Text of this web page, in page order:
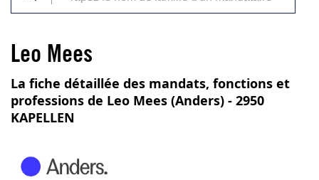
Leo Mees
La fiche détaillée des mandats, fonctions et
professions de Leo Mees (Anders) - 2950
KAPELLEN